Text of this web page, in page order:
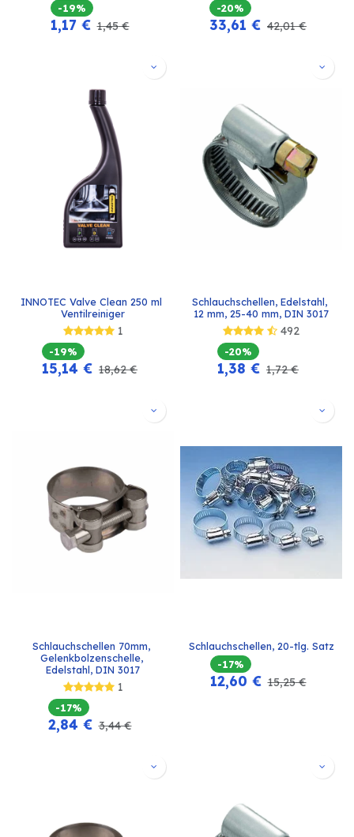
-19%
1,17€ 1,45€
-20%
33,61 € 42,01€
INNOTEC Valve Clean 250 ml
Ventilreiniger
1
-19%
15,14 € 18,62€
Schlauchschellen, Edelstahl,
12 mm, 25-40 mm, DIN 3017
492
-20%
1,38 € 1,72€
Schlauchschellen 70mm,
Gelenkbolzenschelle,
Edelstahl, DIN 3017
1
-17%
2,84 € 3,44€
Schlauchschellen, 20-tlg. Satz
-17%
12,60 € 15,25€